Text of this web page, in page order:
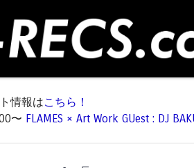
情報はこちら！
〜 FLAMES × Art Work GUest : DJ